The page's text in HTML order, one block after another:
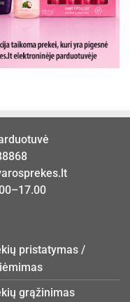
pristatymas /
grąžinimas